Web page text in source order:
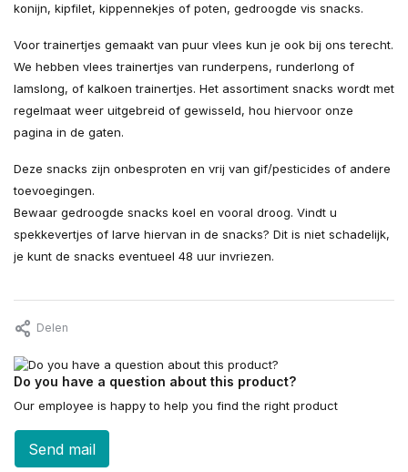
konijn, kipfilet, kippennekjes of poten, gedroogde vis snacks.
Voor trainertjes gemaakt van puur vlees kun je ook bij ons terecht.
We hebben vlees trainertjes van runderpens, runderlong of
lamslong, of kalkoen trainertjes. Het assortiment snacks wordt met
regelmaat weer uitgebreid of gewisseld, hou hiervoor onze
pagina in de gaten.
Deze snacks zijn onbesproten en vrij van gif/pesticides of andere
toevoegingen.
Bewaar gedroogde snacks koel en vooral droog. Vindt u
spekkevertjes of larve hiervan in de snacks? Dit is niet schadelijk,
je kunt de snacks eventueel 48 uur invriezen.
Delen
Do you have a question about this product?
Our employee is happy to help you find the right product
Send mail